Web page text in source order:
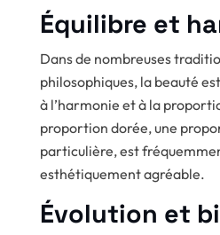
Équilibre et
Dans de nombreuses
philosophiques, la beauté
à l’harmonie et à la
proportion dorée, une
particulière, est
esthétiquement agréable.
Évolution et